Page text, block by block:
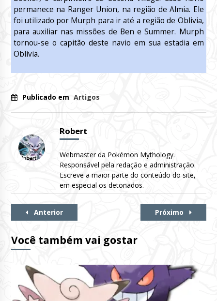
permanece na Ranger Union, na região de Almia. Ele
foi utilizado por Murph para ir até a região de Oblivia,
para auxiliar nas missões de Ben e Summer. Murph
tornou-se o capitão deste navio em sua estadia em
Oblivia.
Publicado em Artigos
Robert
Webmaster da Pokémon Mythology.
Responsável pela redação e administração.
Escreve a maior parte do conteúdo do site,
em especial os detonados.
Continue
Anterior Próximo
Você também vai gostar